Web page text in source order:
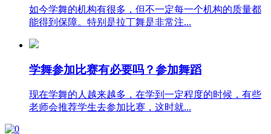
如今学舞的机构有很多，但不一定每一个机构的质量都
能得到保障。特别是拉丁舞是非常注...
学舞参加比赛有必要吗？参加舞蹈
现在学舞的人越来越多，在学到一定程度的时候，有些
老师会推荐学生去参加比赛，这时就...